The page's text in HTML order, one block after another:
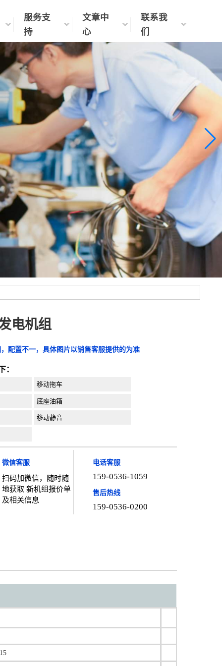
服务支
持
文章中
心
联系我
们
电机组
配置不一，具体图片以销售客服提供的为准
：
移动拖车
底座油箱
移动静音
微信客服
扫码加微信，随时随
地获取 新机组报价单
及相关信息
电话客服
159-0536-1059
售后热线
159-0536-0200